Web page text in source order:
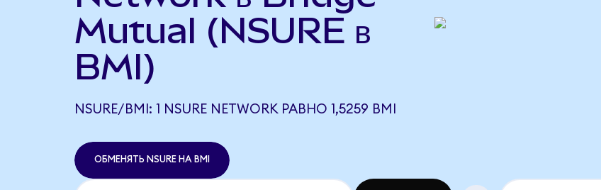
Mutual (NSURE в
BMI)
NSURE/BMI: 1 NSURE NETWORK РАВНО 1,5259 BMI
ОБМЕНЯТЬ NSURE НА BMI